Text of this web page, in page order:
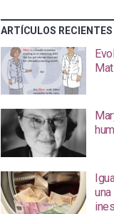
ARTÍCULOS RECIENTES